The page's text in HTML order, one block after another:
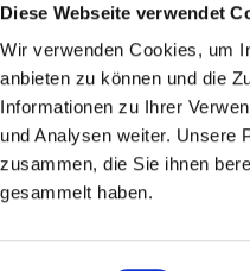
Diese Webseite verwendet
Wir verwenden Cookies, um
anbieten zu können und die
Informationen zu Ihrer
und Analysen weiter. Unsere
zusammen, die Sie ihnen
gesammelt haben.